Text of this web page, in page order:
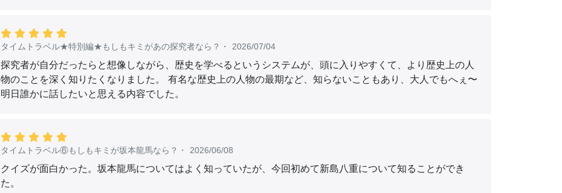
タイムトラベル★特別編★もしもキミがあの探究者なら？ ・ 2026/07/04
探究者が自分だったらと想像しながら、歴史を学べるというシステムが、頭に入りやすくて、より歴史上の人
物のことを深く知りたくなりました。 有名な歴史上の人物の最期など、知らないこともあり、大人でもへぇ〜
明日誰かに話したいと思える内容でした。
タイムトラベル⑥もしもキミが坂本龍馬なら？ ・ 2026/06/08
クイズが面白かった。坂本龍馬についてはよく知っていたが、今回初めて新島八重について知ることができ
た。